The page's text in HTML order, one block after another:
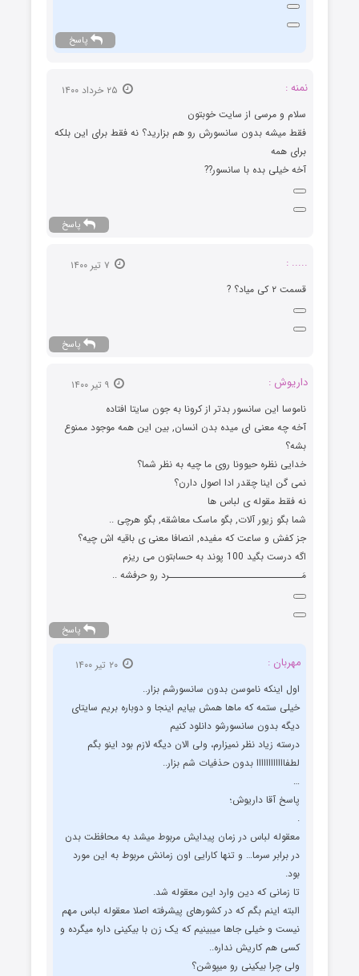
پاسخ
نمنه :
سلام و مرسی از سایت خوبتون
فقط میشه بدون سانسورش رو هم بزارید؟ نه فقط برای این بلکه
برای همه
آخه خیلی بده با سانسور??
پاسخ
..... :
قسمت ۲‌ کی میاد؟ ?
پاسخ
داریوش :
۹ تیر ۱۴۰۰
ناموسا این سانسور بدتر از کرونا به جون سایتا افتاده
آخه چه معنی ای میده بدن انسان, بین این همه موجود ممنوع
بشه؟
خدایی نظره حیوونا روی ما چیه به نظر شما؟
نمی گن اینا چقدر ادا اصول دارن؟
نه فقط مقوله ی لباس ها
شما بگو زیور آلات, بگو ماسک معاشقه, بگو هرچی ..
جز کفش و ساعت که مفیده, انصافا معنی ی باقیه اش چیه؟
اگه درست بگید 100 پوند به حسابتون می ریزم
مَـــــــــــــــــــــــــــــــــرد رو حرفشه ..
پاسخ
مهربان :
۲۰ تیر ۱۴۰۰
اول اینکه ناموسن بدون سانسورشم بزار..
خیلی ستمه که ماها همش بیایم اینجا و دوباره بریم سایتای
دیگه بدون سانسورشو دانلود کنیم
درسته زیاد نظر نمیزارم، ولی الان دیگه لازم بود اینو بگم
لطفاااااااااااا بدون حذفیات شم‌ بزار..
…
پاسخ آقا داریوش؛
.
معقوله لباس در زمان پیدایش مربوط میشد به محافظت بدن
در برابر سرما… و تنها کارایی اون زمانش مربوط به این مورد
بود.
تا زمانی که دین‌ وارد این معقوله شد.
البته اینم‌ بگم که در کشورهای پیشرفته اصلا معقوله لباس مهم
نیست و خیلی جاها میبینیم که یک زن با بیکینی داره میگرده و
کسی هم کاریش نداره..
ولی چرا بیکینی رو میپوشن؟